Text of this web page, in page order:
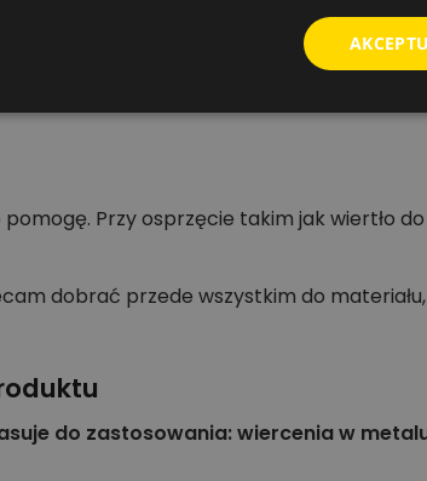
lub ekipy montażowej.
Przy osprzęcie takim jak wiertło
dobrać przede wszystkim do
do zastosowania: wiercenia w